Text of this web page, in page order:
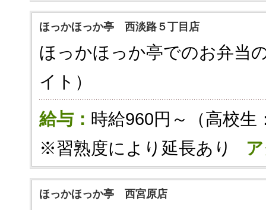
ほっかほっか亭 西淡路５丁目店
ほっかほっか亭でのお弁当
イト）
給与： 時給960円～（高校生
※習熟度により延長あり
ほっかほっか亭 西宮原店